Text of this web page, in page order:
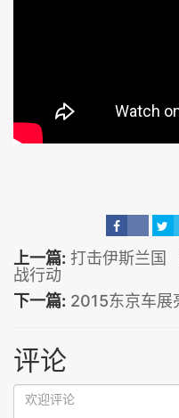
上一篇: 打击伊斯兰国
战行动
下一篇: 2015东京车展
评论